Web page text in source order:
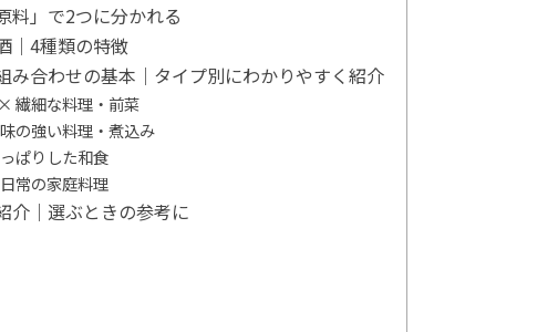
料」で2つに分かれる
｜4種類の特徴
み合わせの基本｜タイプ別にわかりやすく紹介
繊細な料理・前菜
の強い料理・煮込み
ぱりした和食
常の家庭料理
介｜選ぶときの参考に